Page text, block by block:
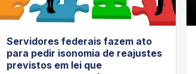
Servidores federais fazem ato
para pedir isonomia de reajustes
previstos em lei que